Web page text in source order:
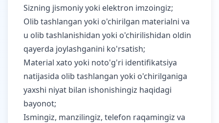
Sizning jismoniy yoki elektron imzoingiz;
Olib tashlangan yoki o'chirilgan materialni va
u olib tashlanishidan yoki o'chirilishidan oldin
qayerda joylashganini ko'rsatish;
Material xato yoki noto'g'ri identifikatsiya
natijasida olib tashlangan yoki o'chirilganiga
yaxshi niyat bilan ishonishingiz haqidagi
bayonot;
Ismingiz, manzilingiz, telefon raqamingiz va